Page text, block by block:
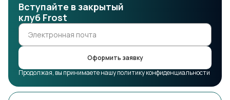
Вступайте в закрытый
клуб Frost
Оформить заявку
Продолжая, вы принимаете нашу политику конфиденциальности